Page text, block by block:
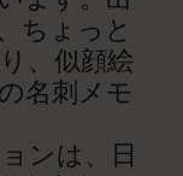
ちょっと
、似顔絵
名刺メモ
ンは、日